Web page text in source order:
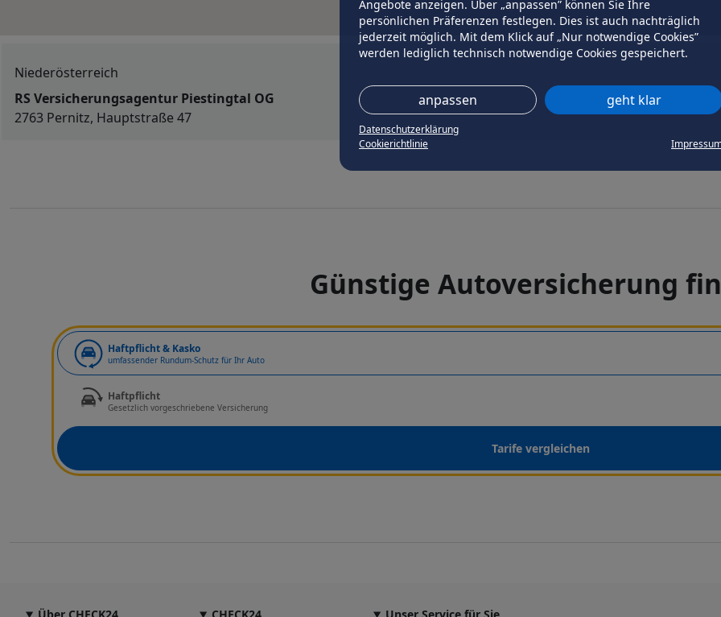
Angebote anzeigen. Über „anpassen” können Sie Ihre
persönlichen Präferenzen festlegen. Dies ist auch nachträglich
jederzeit möglich. Mit dem Klick auf „Nur notwendige Cookies”
werden lediglich technisch notwendige Cookies gespeichert.
anpassen geht klar
Datenschutzerklärung
Cookierichtlinie
Niederösterreich
RS Versicherungsagentur Piestingtal OG
2763 Pernitz, Hauptstraße 47
Günstige Autoversicherung
Haftpflicht & Kasko
umfassender Rundum-Schutz für Ihr Auto
Haftpflicht
Gesetzlich vorgeschriebene Versicherung
Tarife vergleichen